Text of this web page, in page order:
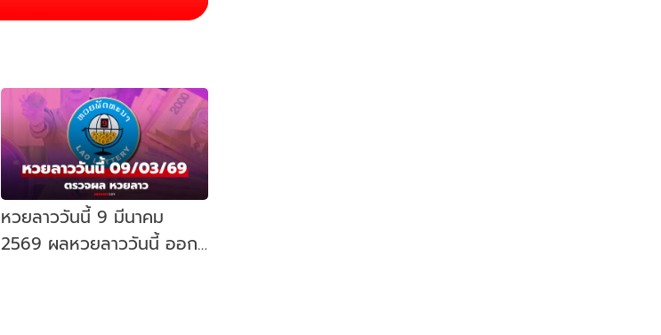
หวยลาววันนี้ 9 มีนาคม
2569 ผลหวยลาววันนี้ ออก